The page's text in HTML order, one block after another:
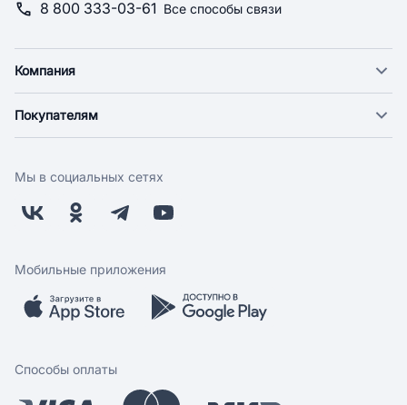
8 800 333-03-61 Все способы связи
Компания
Новости
Поставщикам
Заводчикам
Обратная связь
Покупателям
Оплата
Бонусная программа
Скидки и акции
Мобильное приложение
Мы в социальных сетях
Мобильные приложения
Способы оплаты